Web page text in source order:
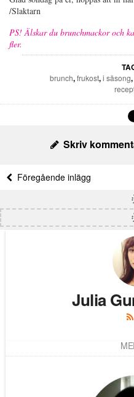
/Slaktarn
PS! Älskar du brunchmackor och
fler.
brunch,frukost,i säsong,
Skriv
Föregående inlägg
Julia